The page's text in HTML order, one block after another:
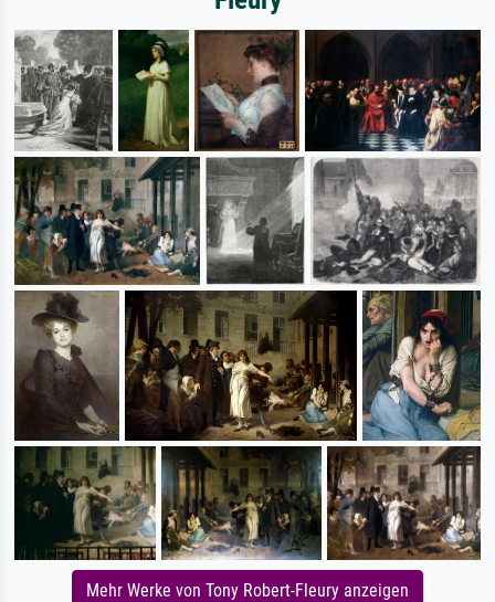
Mehr Werke von Tony Robert-Fleury anzeigen